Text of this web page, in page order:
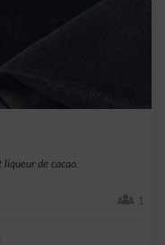
liqueur de cacao.
1